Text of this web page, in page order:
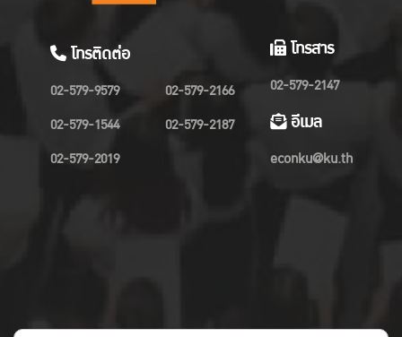
โทรติดต่อ
02-579-9579
02-579-1544
02-579-2019
02-579-2166
02-579-2187
โทรสาร
02-579-2147
อีเมล
econku@ku.th